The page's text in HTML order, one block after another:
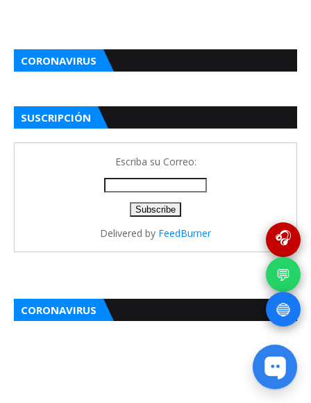
CORONAVIRUS
SUSCRIPCIÓN
Escriba su Correo:
Delivered by FeedBurner
CORONAVIRUS
🎧
💬
🔵